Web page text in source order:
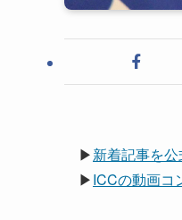
▶新着記事を
▶ICCの動画コ